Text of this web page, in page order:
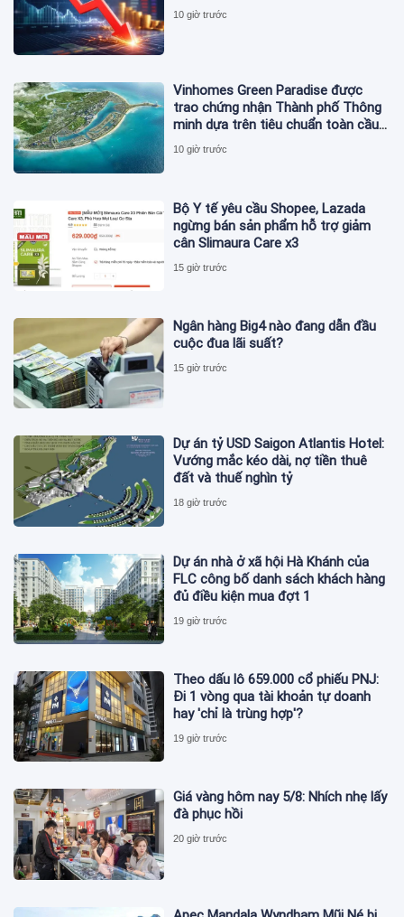
10 giờ trước
Vinhomes Green Paradise được
trao chứng nhận Thành phố Thông
minh dựa trên tiêu chuẩn toàn cầu
ISO 37122
10 giờ trước
Bộ Y tế yêu cầu Shopee, Lazada
ngừng bán sản phẩm hỗ trợ giảm
cân Slimaura Care x3
15 giờ trước
Ngân hàng Big4 nào đang dẫn đầu
cuộc đua lãi suất?
15 giờ trước
Dự án tỷ USD Saigon Atlantis Hotel:
Vướng mắc kéo dài, nợ tiền thuê
đất và thuế nghìn tỷ
18 giờ trước
Dự án nhà ở xã hội Hà Khánh của
FLC công bố danh sách khách hàng
đủ điều kiện mua đợt 1
19 giờ trước
Theo dấu lô 659.000 cổ phiếu PNJ:
Đi 1 vòng qua tài khoản tự doanh
hay 'chỉ là trùng hợp'?
19 giờ trước
Giá vàng hôm nay 5/8: Nhích nhẹ lấy
đà phục hồi
20 giờ trước